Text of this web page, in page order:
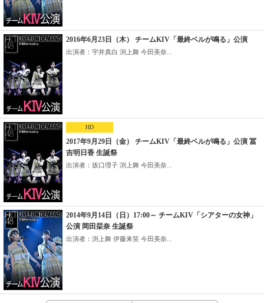
2016年6月23日（木） チームKIV「最終ベルが鳴る」公演
出演者：宇井真白 渕上舞 今田美奈...
HD
2017年9月29日（金） チームKIV「最終ベルが鳴る」公演 冨
吉明日香 生誕祭
出演者：坂口理子 渕上舞 今田美奈...
2014年9月14日（日）17:00～ チームKIV「シアターの女神」
公演 岡田栞奈 生誕祭
出演者：渕上舞 伊藤来笑 今田美奈...